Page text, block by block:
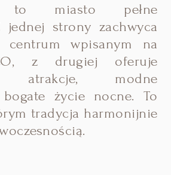
to miasto pełne
jednej strony zachwyca
centrum wpisanym na
z drugiej oferuje
atrakcje, modne
życie nocne. To
tradycja harmonijnie